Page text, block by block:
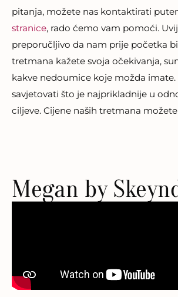
pitanja, možete nas kontaktirati
stranice, rado ćemo vam pomoći.
preporučljivo da nam prije početka
tretmana kažete svoja očekivanja,
kakve nedoumice koje možda imate.
savjetovati što je najprikladnije u
ciljeve. Cijene naših tretmana
Megan by